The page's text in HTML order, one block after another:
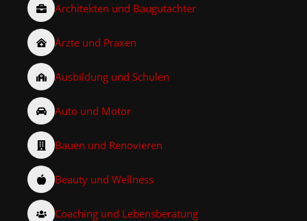
Architekten und Baugutachter
Ärzte und Praxen
Ausbildung und Schulen
Auto und Motor
Bauen und Renovieren
Beauty und Wellness
Coaching und Lebensberatung